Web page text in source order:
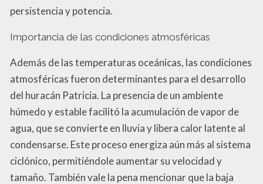
persistencia y potencia.
Importancia de las condiciones atmosféricas
Además de las temperaturas oceánicas, las condiciones
atmosféricas fueron determinantes para el desarrollo
del huracán Patricia. La presencia de un ambiente
húmedo y estable facilitó la acumulación de vapor de
agua, que se convierte en lluvia y libera calor latente al
condensarse. Este proceso energiza aún más al sistema
ciclónico, permitiéndole aumentar su velocidad y
tamaño. También vale la pena mencionar que la baja